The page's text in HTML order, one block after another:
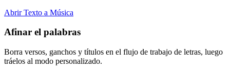
Abrir Texto a Música
Afinar el palabras
Borra versos, ganchos y títulos en el flujo de trabajo de letras, luego
tráelos al modo personalizado.